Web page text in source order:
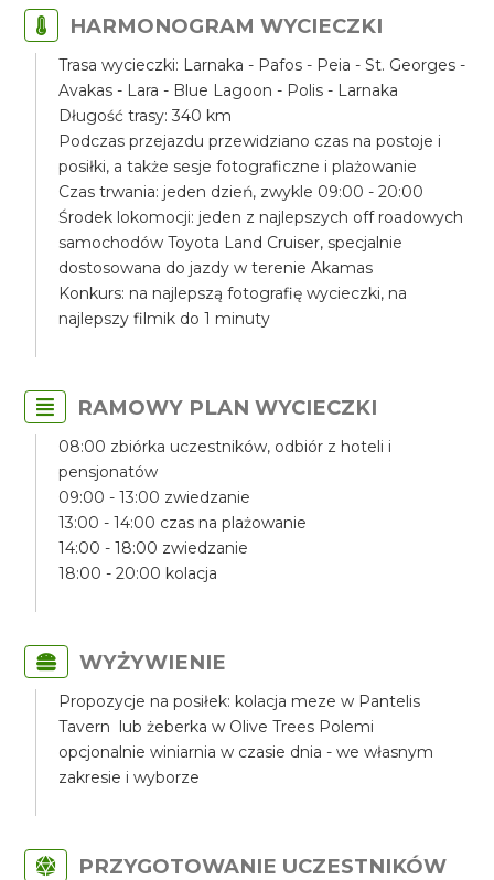
HARMONOGRAM WYCIECZKI
Trasa wycieczki: Larnaka - Pafos - Peia - St. Georges -
Avakas - Lara - Blue Lagoon - Polis - Larnaka
Długość trasy: 340 km
Podczas przejazdu przewidziano czas na postoje i
posiłki, a także sesje fotograficzne i plażowanie
Czas trwania: jeden dzień, zwykle 09:00 - 20:00
Środek lokomocji: jeden z najlepszych off roadowych
samochodów Toyota Land Cruiser, specjalnie
dostosowana do jazdy w terenie Akamas
Konkurs: na najlepszą fotografię wycieczki, na
najlepszy filmik do 1 minuty
RAMOWY PLAN WYCIECZKI
08:00 zbiórka uczestników, odbiór z hoteli i
pensjonatów
09:00 - 13:00 zwiedzanie
13:00 - 14:00 czas na plażowanie
14:00 - 18:00 zwiedzanie
18:00 - 20:00 kolacja
WYŻYWIENIE
Propozycje na posiłek: kolacja meze w Pantelis
Tavern lub żeberka w Olive Trees Polemi
opcjonalnie winiarnia w czasie dnia - we własnym
zakresie i wyborze
PRZYGOTOWANIE UCZESTNIKÓW